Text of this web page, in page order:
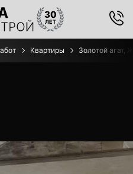
Квартиры Золотой агат,